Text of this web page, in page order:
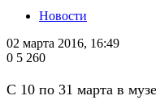
Новости
02 марта 2016, 16:49
0 5 260
С 10 по 31 марта в